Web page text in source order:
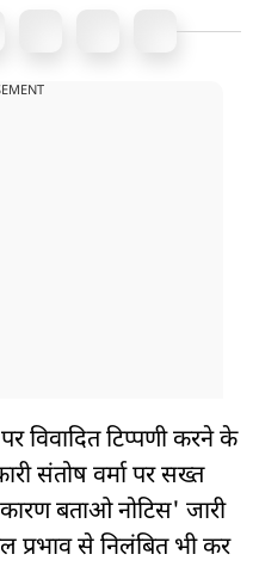
विवादित टिप्पणी करने के
संतोष वर्मा पर सख्त
बताओ नोटिस' जारी
प्रभाव से निलंबित भी कर